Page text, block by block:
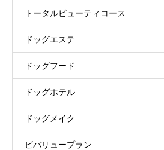
トータルビューティコース
ドッグエステ
ドッグフード
ドッグホテル
ドッグメイク
ビバリュープラン